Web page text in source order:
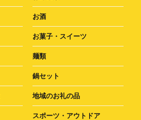
お酒
お菓子・スイーツ
麺類
鍋セット
地域のお礼の品
スポーツ・アウトドア